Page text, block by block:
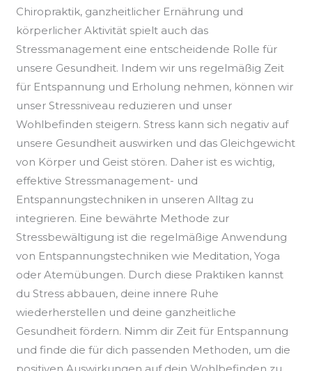
Chiropraktik, ganzheitlicher Ernährung und
körperlicher Aktivität spielt auch das
Stressmanagement eine entscheidende Rolle für
unsere Gesundheit. Indem wir uns regelmäßig Zeit
für Entspannung und Erholung nehmen, können wir
unser Stressniveau reduzieren und unser
Wohlbefinden steigern. Stress kann sich negativ auf
unsere Gesundheit auswirken und das Gleichgewicht
von Körper und Geist stören. Daher ist es wichtig,
effektive Stressmanagement- und
Entspannungstechniken in unseren Alltag zu
integrieren. Eine bewährte Methode zur
Stressbewältigung ist die regelmäßige Anwendung
von Entspannungstechniken wie Meditation, Yoga
oder Atemübungen. Durch diese Praktiken kannst
du Stress abbauen, deine innere Ruhe
wiederherstellen und deine ganzheitliche
Gesundheit fördern. Nimm dir Zeit für Entspannung
und finde die für dich passenden Methoden, um die